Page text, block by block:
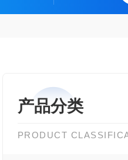
产品分类
PRODUCT